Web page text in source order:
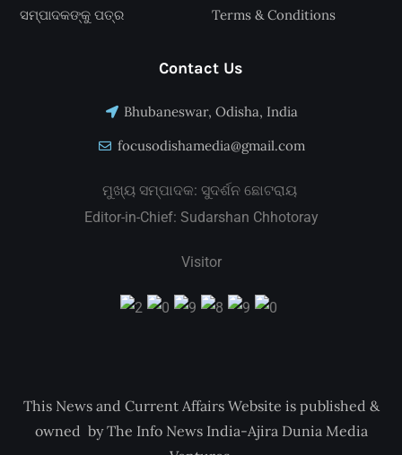
ସମ୍ପାଦକଙ୍କୁ ପତ୍ର
Terms & Conditions
Contact Us
Bhubaneswar, Odisha, India
focusodishamedia@gmail.com
ମୁଖ୍ୟ ସମ୍ପାଦକ: ସୁଦର୍ଶନ ଛୋଟରାୟ
Editor-in-Chief: Sudarshan Chhotoray
Visitor
This News and Current Affairs Website is published &
owned by The Info News India-Ajira Dunia Media